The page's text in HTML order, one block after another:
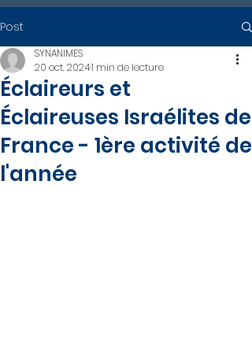
Post
Éclaireurs et
Éclaireuses Israélites de
France - 1ère activité de
l'année
SYNANIMES
20 oct. 20241 min de lecture